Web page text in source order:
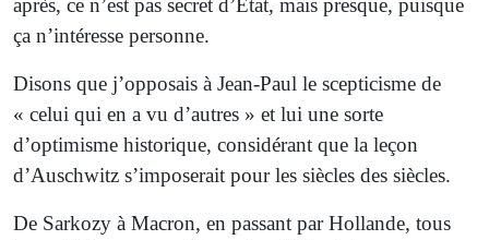
après, ce n’est pas secret d’État, mais presque, puisque
ça n’intéresse personne.
Disons que j’opposais à Jean-Paul le scepticisme de
« celui qui en a vu d’autres » et lui une sorte
d’optimisme historique, considérant que la leçon
d’Auschwitz s’imposerait pour les siècles des siècles.
De Sarkozy à Macron, en passant par Hollande, tous